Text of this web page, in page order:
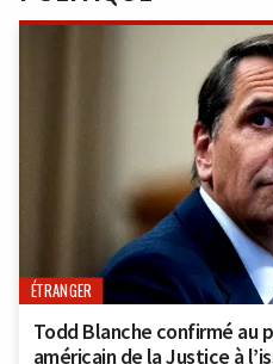
ÉTRANGER
Todd Blanche confirmé au
américain de la Justice à